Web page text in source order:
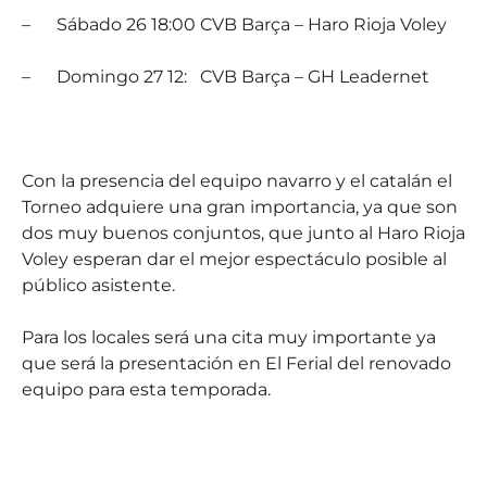
– Sábado 26 18:00 CVB Barça – Haro Rioja Voley
– Domingo 27 12: CVB Barça – GH Leadernet
Con la presencia del equipo navarro y el catalán el
Torneo adquiere una gran importancia, ya que son
dos muy buenos conjuntos, que junto al Haro Rioja
Voley esperan dar el mejor espectáculo posible al
público asistente.
Para los locales será una cita muy importante ya
que será la presentación en El Ferial del renovado
equipo para esta temporada.